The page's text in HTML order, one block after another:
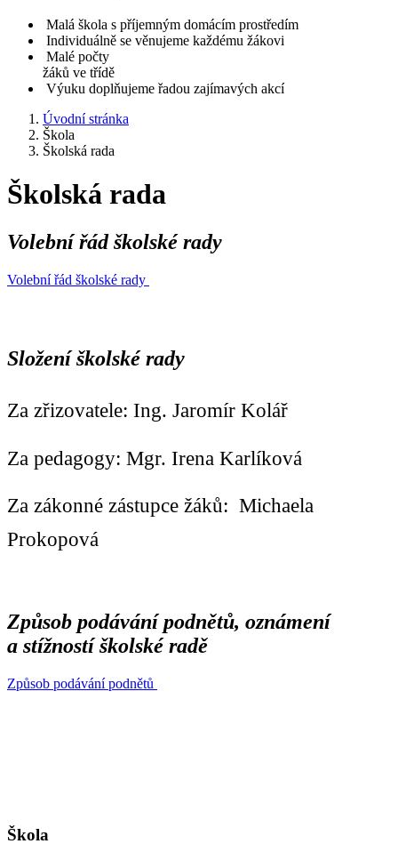
Malá škola s příjemným domácím prostředím
Individuálně se věnujeme každému žákovi
Malé počty
žáků ve třídě
Výuku doplňujeme řadou zajímavých akcí
Úvodní stránka
Škola
Školská rada
Školská rada
Volební řád školské rady
Volební řád školské rady
Složení školské rady
Za zřizovatele: Ing. Jaromír Kolář
Za pedagogy: Mgr. Irena Karlíková
Za zákonné zástupce žáků: Michaela
Prokopová
Způsob podávání podnětů, oznámení
a stížností školské radě
Způsob podávání podnětů
Škola